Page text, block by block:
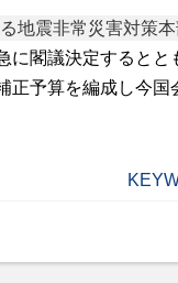
地震非常災害対策
に閣議決定するとと
正予算を編成し今国